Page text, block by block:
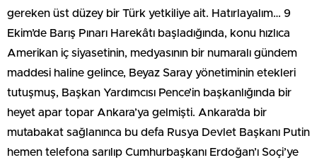
gereken üst düzey bir Türk yetkiliye ait. Hatırlayalım… 9
Ekim’de Barış Pınarı Harekâtı başladığında, konu hızlıca
Amerikan iç siyasetinin, medyasının bir numaralı gündem
maddesi haline gelince, Beyaz Saray yönetiminin etekleri
tutuşmuş, Başkan Yardımcısı Pence’in başkanlığında bir
heyet apar topar Ankara’ya gelmişti. Ankara’da bir
mutabakat sağlanınca bu defa Rusya Devlet Başkanı Putin
hemen telefona sarılıp Cumhurbaşkanı Erdoğan’ı Soçi’ye